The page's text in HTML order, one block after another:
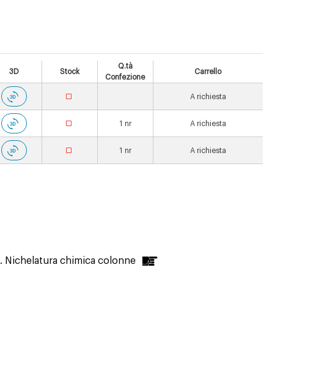
3D Stock
Q.tà
Confezione
Carrello
A richiesta
1 nr A richiesta
1 nr A richiesta
Nichelatura chimica colonne